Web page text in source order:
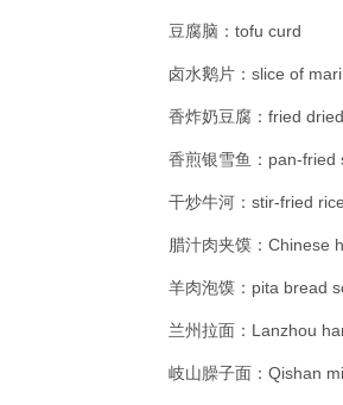
豆腐脑：tofu curd
卤水鹅片：slice of
香炸奶豆腐：fried
香煎银雪鱼：pan-fried
干炒牛河：stir-fried
腊汁肉夹馍：Chinese
羊肉泡馍：pita bread
兰州拉面：Lanzhou
岐山臊子面：Qishan